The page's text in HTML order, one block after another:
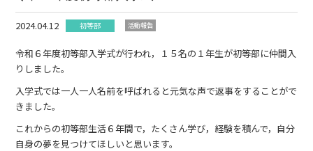
2024.04.12 初等部 活動報告
令和６年度初等部入学式が行われ，１５名の１年生が初等部に仲間入
りしました。
入学式では一人一人名前を呼ばれると元気な声で返事をすることがで
きました。
これからの初等部生活６年間で，たくさん学び，経験を積んで，自分
自身の夢を見つけてほしいと思います。